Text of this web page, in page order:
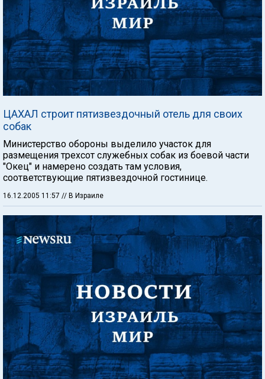
ЦАХАЛ строит пятизвездочный отель для своих
собак
Министерство обороны выделило участок для
размещения трехсот служебных собак из боевой части
"Окец" и намерено создать там условия,
соответствующие пятизвездочной гостинице.
16.12.2005 11:57 // В Израиле